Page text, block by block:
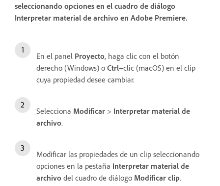
seleccionando opciones en el cuadro de diálogo
Interpretar material de archivo en Adobe Premiere.
En el panel Proyecto, haga clic con el botón
derecho (Windows) o Ctrl+clic (macOS) en el clip
cuya propiedad desee cambiar.
Selecciona Modificar > Interpretar material de
archivo.
Modificar las propiedades de un clip seleccionando
opciones en la pestaña Interpretar material de
archivo del cuadro de diálogo Modificar clip.